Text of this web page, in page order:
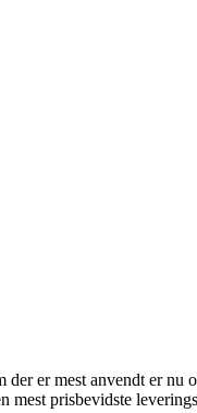
er mest anvendt er
mest prisbevidste